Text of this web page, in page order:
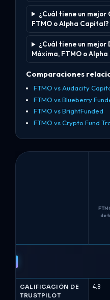
¿Cuál tiene un
FTMO o Alpha Capital?
¿Cuál tiene un mejor
Máxima, FTMO o
Comparaciones
FTMO vs Audacity
FTMO vs Blueberry
FTMO vs BrightFunded
FTMO vs Crypto Fund
vs
de
+
un
CALIFICACIÓN DE
TRUSTPILOT
4.8